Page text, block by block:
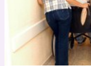
Síndrome
X